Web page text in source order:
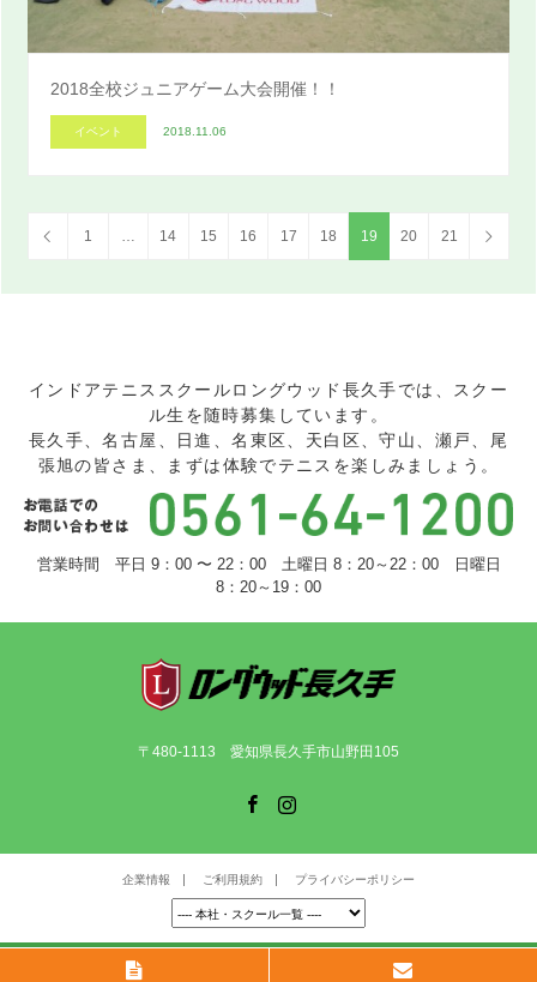
2018全校ジュニアゲーム大会開催！！
イベント 2018.11.06
1 … 14 15 16 17 18 19 20 21
インドアテニススクールロングウッド長久手では、スクー
ル生を随時募集しています。
長久手、名古屋、日進、名東区、天白区、守山、瀬戸、尾
張旭の皆さま、まずは体験でテニスを楽しみましょう。
営業時間 平日 9：00 〜 22：00 土曜日 8：20～22：00 日曜日
8：20～19：00
〒480-1113 愛知県長久手市山野田105
企業情報 ご利用規約 プライバシーポリシー